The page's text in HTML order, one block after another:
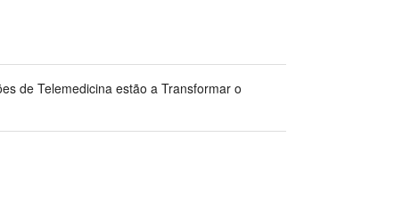
de Telemedicina estão a Transformar o